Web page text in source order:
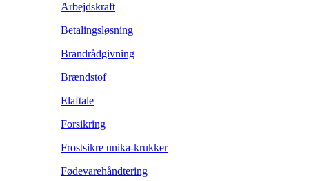
Arbejdskraft
Betalingsløsning
Brandrådgivning
Brændstof
Elaftale
Forsikring
Frostsikre unika-krukker
Fødevarehåndtering